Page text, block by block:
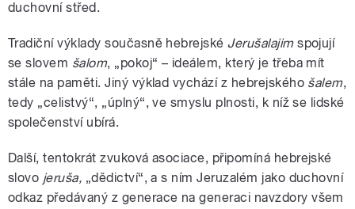
duchovní střed.
Tradiční výklady současně hebrejské Jerušalajimspojují
se slovem šalom, „pokoj“ – ideálem, který je třeba mít
stále na paměti. Jiný výklad vychází z hebrejského šalem,
tedy „celistvý“, „úplný“, ve smyslu plnosti, k níž se lidské
společenství ubírá.
Další, tentokrát zvuková asociace, připomíná hebrejské
slovo jeruša, „dědictví“, a s ním Jeruzalém jako duchovní
odkaz předávaný z generace na generaci navzdory všem